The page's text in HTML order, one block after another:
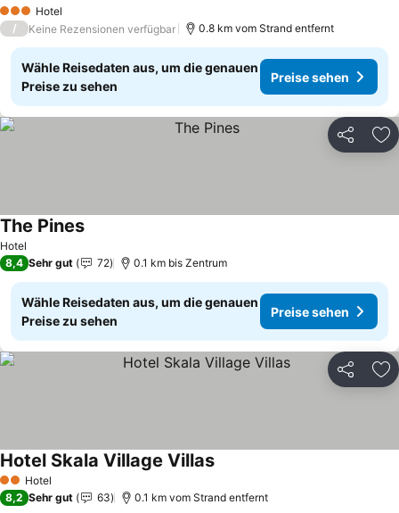
3 SterneHotel
/ Keine Rezensionen verfügbar 0.8 km vom Strand entfernt
Wähle Reisedaten aus, um die genauen
Preise zu sehen
Preise sehen
Teilen
Hotel
The PinesPreise sehen
8,4 Sehr gut 72 0.1 km bis Zentrum
Wähle Reisedaten aus, um die genauen
Preise zu sehen
Preise sehen
Teilen
2 Sterne
Hotel
Hotel Skala Village VillasPreise sehen
8,2 Sehr gut 63 0.1 km vom Strand entfernt